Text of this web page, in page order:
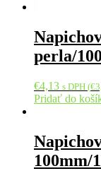
perla/
€4,13 s DPH (€
Pridať do
100mm/